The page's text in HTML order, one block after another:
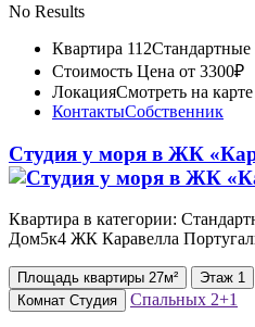
No Results
Квартира 112
Стоимость Цена от 3300₽
ЛокацияСмотреть на карте
КонтактыСобственник
Студия у моря в ЖК
Квартира в категории:
Дом5к4 ЖК Каравелла
Площадь квартиры 27м² Этаж 1
Комнат Студия Спальных 2+1